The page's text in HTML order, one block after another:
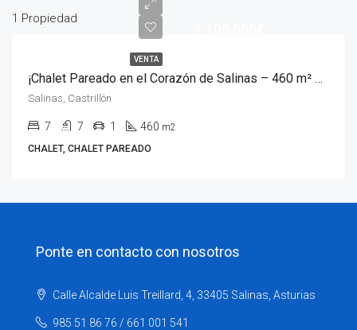
1 Propiedad
VENTA
¡Chalet Pareado en el Corazón de Salinas – 460 m² Construidos sobre Parcela de 1.000 m²!
Salinas, Castrillón
7 7 1 460 m2
CHALET, CHALET PAREADO
Ponte en contacto con nosotros
Calle Alcalde Luis Treillard, 4, 33405 Salinas, Asturias
985 51 86 76 / 661 001 541